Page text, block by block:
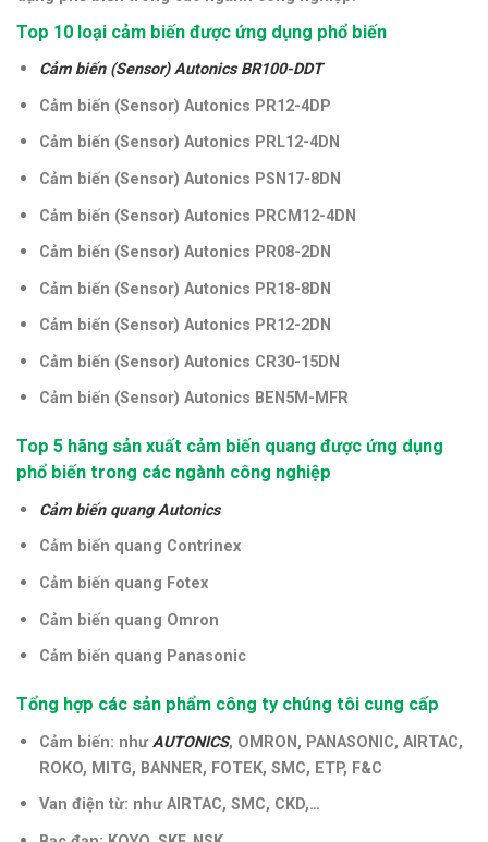
Top 10 loại cảm biến được ứng dụng phổ biến
Cảm biến (Sensor) Autonics BR100-DDT
Cảm biến (Sensor) Autonics PR12-4DP
Cảm biến (Sensor) Autonics PRL12-4DN
Cảm biến (Sensor) Autonics PSN17-8DN
Cảm biến (Sensor) Autonics PRCM12-4DN
Cảm biến (Sensor) Autonics PR08-2DN
Cảm biến (Sensor) Autonics PR18-8DN
Cảm biến (Sensor) Autonics PR12-2DN
Cảm biến (Sensor) Autonics CR30-15DN
Cảm biến (Sensor) Autonics BEN5M-MFR
Top 5 hãng sản xuất cảm biến quang được ứng dụng
phổ biến trong các ngành công nghiệp
Cảm biến quang Autonics
Cảm biến quang Contrinex
Cảm biến quang Fotex
Cảm biến quang Omron
Cảm biến quang Panasonic
Tổng hợp các sản phẩm công ty chúng tôi cung cấp
Cảm biến: nhưAUTONICS, OMRON, PANASONIC, AIRTAC,
ROKO, MITG, BANNER, FOTEK, SMC, ETP, F&C
Van điện từ: như AIRTAC, SMC, CKD,…